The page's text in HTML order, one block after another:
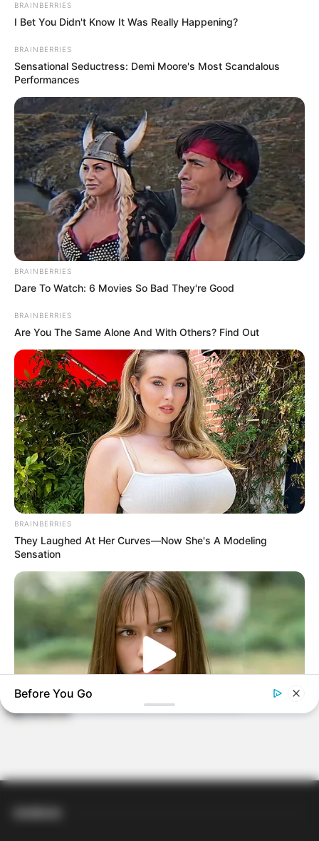
entram no debate.
promulgar PEC 14 em semana de
Presidente Kennedy (ES) abre processo
seletivo para Agentes de Saúde e de
Combate às Endemias.
PEC 14: o que acontece com quinquênio,
triênio e sexta-parte na aposentadoria?
FNARAS convoca ACS e ACE para
promulgação da PEC 14 no Congresso
DESTAQUES DO MÊS
Prefeitura realiza a maior entrega de
motocicletas aos Agentes de Saúde da
história...
Agente de Saúde é indiciada por falsificar
visitas que nunca aconteceram.
Terceiro lote da restituição do IR paga R$
4,61 bilhões para 2,7 milhões de
contribuintes.
Motos e bicicletas para ACS e ACE: veja o
PLP 185 continua travado na Câmara dos
Deputados por erro em seu texto.
ACS e ACE: celetista, estatutário ou
contrato precário — entenda o que muda
no seu bolso e na sua carreira.
BRAINBERRIES
I Bet You Didn't Know It Was Really Happening?
BRAINBERRIES
Sensational Seductress: Demi Moore's Most Scandalous
Performances
BRAINBERRIES
Dare To Watch: 6 Movies So Bad They're Good
BRAINBERRIES
Are You The Same Alone And With Others? Find Out
BRAINBERRIES
They Laughed At Her Curves—Now She's A Modeling
Sensation
Before You Go